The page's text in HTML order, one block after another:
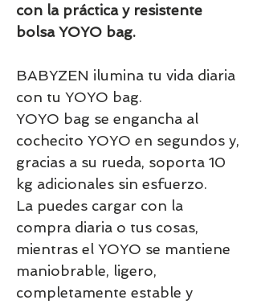
con la práctica y resistente
bolsa YOYO bag.
BABYZEN ilumina tu vida diaria
con tu YOYO bag.
YOYO bag se engancha al
cochecito YOYO en segundos y,
gracias a su rueda, soporta 10
kg adicionales sin esfuerzo.
La puedes cargar con la
compra diaria o tus cosas,
mientras el YOYO se mantiene
maniobrable, ligero,
completamente estable y